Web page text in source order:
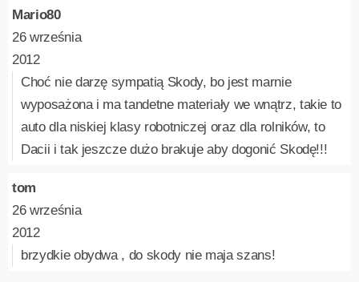
Mario80
26 września
2012
Choć nie darzę sympatią Skody, bo jest marnie
wyposażona i ma tandetne materiały we wnątrz, takie to
auto dla niskiej klasy robotniczej oraz dla rolników, to
Dacii i tak jeszcze dużo brakuje aby dogonić Skodę!!!
tom
26 września
2012
brzydkie obydwa , do skody nie maja szans!